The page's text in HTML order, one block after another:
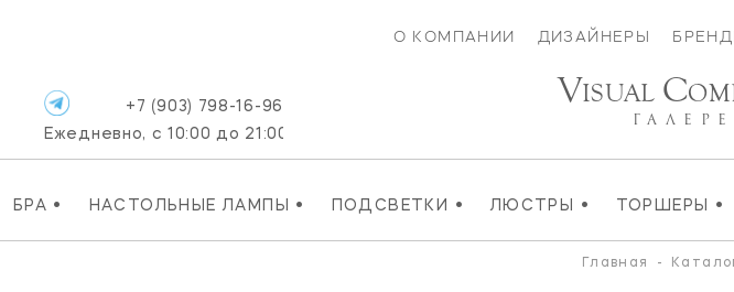
О КОМПАНИИ ДИЗАЙНЕРЫ
БРА • НАСТОЛЬНЫЕ ЛАМПЫ • ПОДСВЕТКИ • ЛЮСТРЫ • ТОРШЕРЫ •
+7 (903) 798-16-96
Ежедневно, с 10:00 до 21:00
VISUAL C
Главная -